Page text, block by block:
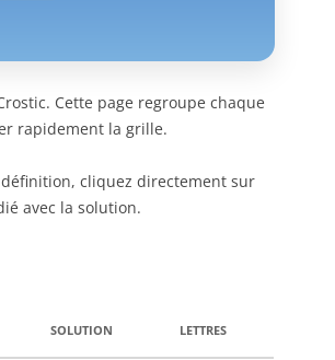
Cette page regroupe chaque
rapidement la grille.
cliquez directement sur
avec la solution.
SOLUTION LETTRES